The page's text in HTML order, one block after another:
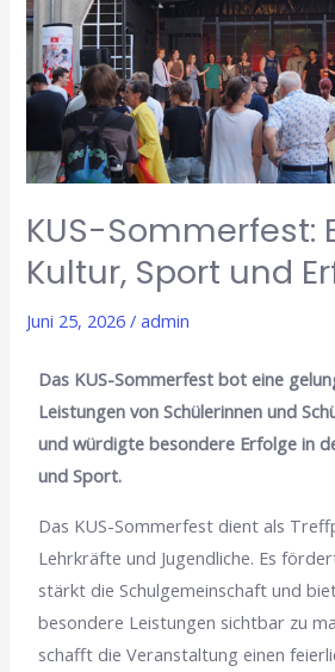
KUS-Sommerfest:
Kultur, Sport und
Juni 25, 2026/admin
Das KUS-Sommerfest bot eine
Leistungen von Schülerinnen und
und würdigte besondere Erfolge in
und Sport.
Das KUS-Sommerfest dient als
Lehrkräfte und Jugendliche. Es
stärkt die Schulgemeinschaft und
besondere Leistungen sichtbar zu
schafft die Veranstaltung einen
für
Kultur,
Sport
und
Erfolg